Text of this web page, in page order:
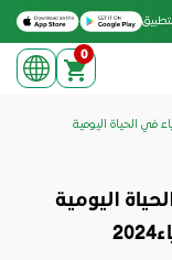
Download on the
Get it on
0
في الحياة اليومية
اليومية